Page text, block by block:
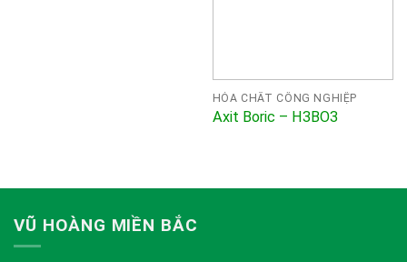
HÓA CHẤT CÔNG NGHIỆP
Axit Boric – H3BO3
VŨ HOÀNG MIỀN BẮC